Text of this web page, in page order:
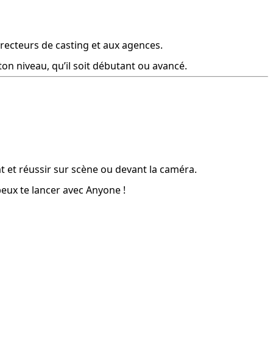
de casting et aux agences.
niveau, qu’il soit débutant ou avancé.
réussir sur scène ou devant la caméra.
te lancer avec Anyone !